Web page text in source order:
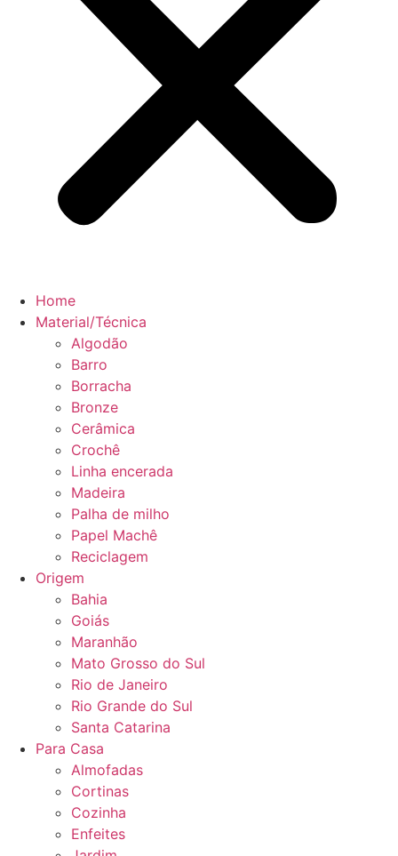
Home
Material/Técnica
Algodão
Barro
Borracha
Bronze
Cerâmica
Crochê
Linha encerada
Madeira
Palha de milho
Papel Machê
Reciclagem
Origem
Bahia
Goiás
Maranhão
Mato Grosso do Sul
Rio de Janeiro
Rio Grande do Sul
Santa Catarina
Para Casa
Almofadas
Cortinas
Cozinha
Enfeites